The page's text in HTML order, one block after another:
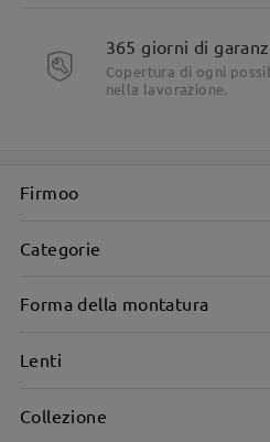
365 giorni di
Copertura di ogni
nella lavorazione.
Firmoo
Categorie
Forma della montatura
Lenti
Collezione